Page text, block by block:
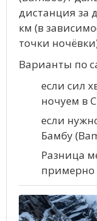
дистанция за
км (в
точки
Варианты по
если сил
ночуем в
если
Бамбу
Разница
примерно